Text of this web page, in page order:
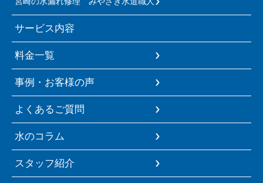
サービス内容
料金一覧
事例・お客様の声
よくあるご質問
水のコラム
スタッフ紹介